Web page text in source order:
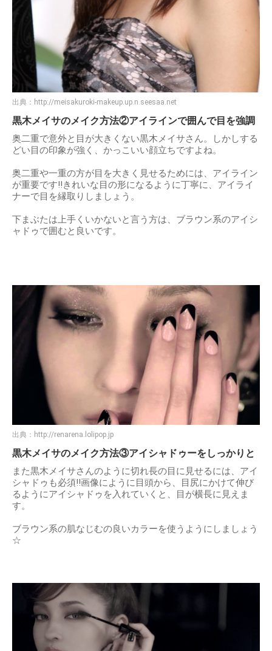
出典： http://meisakuroki-makeup.up.n.seesaa.net
黒木メイサのメイク方法②アイラインで囲んで目を強調
奥二重で意外と目が大きくない黒木メイサさん。しかしする
どい目の印象が強く、かっこいい顔立ちですよね。
奥二重や一重の方が目を大きく見せるためには、アイライン
が重要です!!きれいな目の形になるように丁寧に、アイライ
ナーで目を縁取りしましょう。
下まぶたは上手くいかないと言う方は、ブラウン系のアイシ
ャドゥで囲むと良いです。
出典： http://renarena.lolipop.jp
黒木メイサのメイク方法③アイシャドゥーをしっかりと
また黒木メイサさんのように切れ長の目に見せるには、アイ
シャドゥも必須!!画像にように目頭から、目尻にかけて伸び
るようにアイシャドゥを入れていくと、目が横長に見えま
す。
ブラウン系の肌なじむの良いカラーを使うようにしましょう
☆